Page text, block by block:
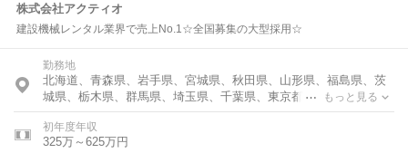
株式会社アクティオ
建設機械レンタル業界で売上No.1☆全国募集の大型採用☆
勤務地
北海道、青森県、岩手県、宮城県、秋田県、山形県、福島県、茨
城県、栃木県、群馬県、埼玉県、千葉県、東京都、神奈川県、富
山県、石川県、福井県、新潟県、山梨県、長野県、岐阜県、静岡
県、愛知県、三重県、滋賀県、京都府、大阪府、兵庫県、奈良
県、和歌山県、鳥取県、島根県、岡山県、広島県、山口県、徳島
もっと見る
初年度年収
325万～625万円